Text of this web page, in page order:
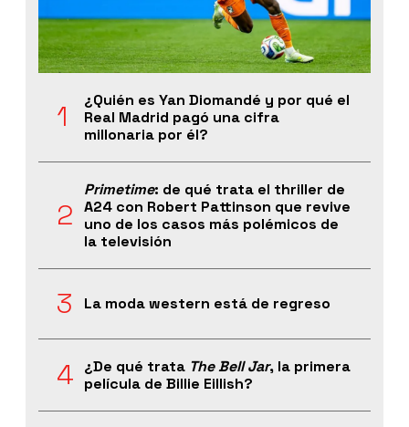
¿Quién es Yan Diomandé y por qué el
Real Madrid pagó una cifra
millonaria por él?
Primetime: de qué trata el thriller de
A24 con Robert Pattinson que revive
uno de los casos más polémicos de
la televisión
La moda western está de regreso
¿De qué trata The Bell Jar, la primera
película de Billie Eillish?